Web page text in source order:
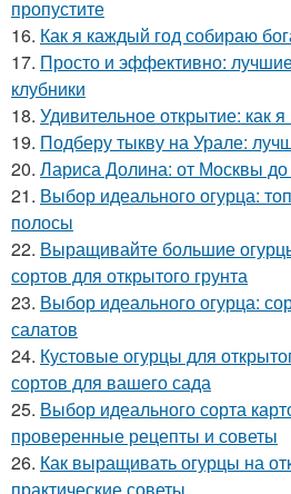
пропустите
16. Как я каждый год собираю
17. Просто и эффективно:
клубники
18. Удивительное открытие: как
19. Подберу тыкву на Урале:
20. Лариса Долина: от Москвы
21. Выбор идеального огурца:
полосы
22. Выращивайте большие
сортов для открытого грунта
23. Выбор идеального огурца:
салатов
24. Кустовые огурцы для
сортов для вашего сада
25. Выбор идеального сорта
проверенные рецепты и советы
26. Как выращивать огурцы на